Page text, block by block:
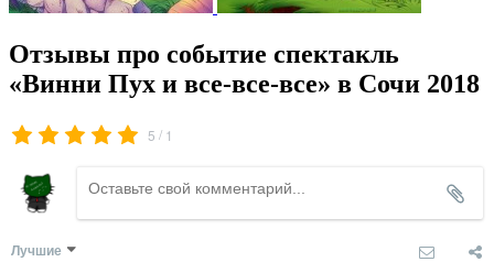
Отзывы про событие спектакль
«Винни Пух и все-все-все» в Сочи 2018
5 / 1
Лучшие